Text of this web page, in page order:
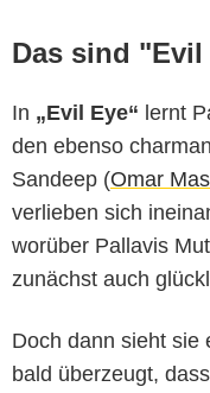
Das sind
In „Evil Eye“ lernt
den ebenso
Sandeep (Omar
verlieben sich
worüber Pallavis
zunächst auch
Doch dann sieht sie
bald überzeugt,